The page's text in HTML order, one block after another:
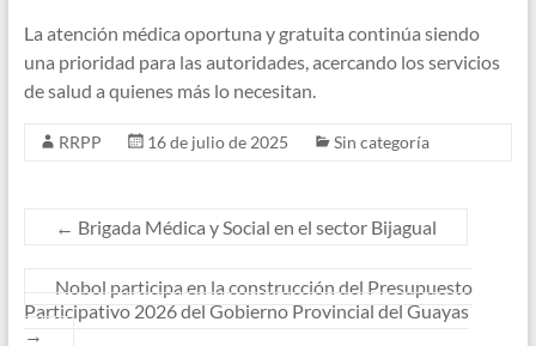
La atención médica oportuna y gratuita continúa siendo
una prioridad para las autoridades, acercando los servicios
de salud a quienes más lo necesitan.
RRPP 16 de julio de 2025 Sin categoría
← Brigada Médica y Social en el sector Bijagual
Nobol participa en la construcción del Presupuesto
Participativo 2026 del Gobierno Provincial del Guayas
→